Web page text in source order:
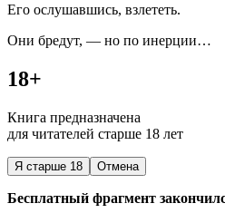
Его ослушавшись, взлететь.
Они бредут, — но по инерции…
18+
Книга предназначена
для читателей старше 18 лет
Я старше 18 Отмена
Бесплатный фрагмент